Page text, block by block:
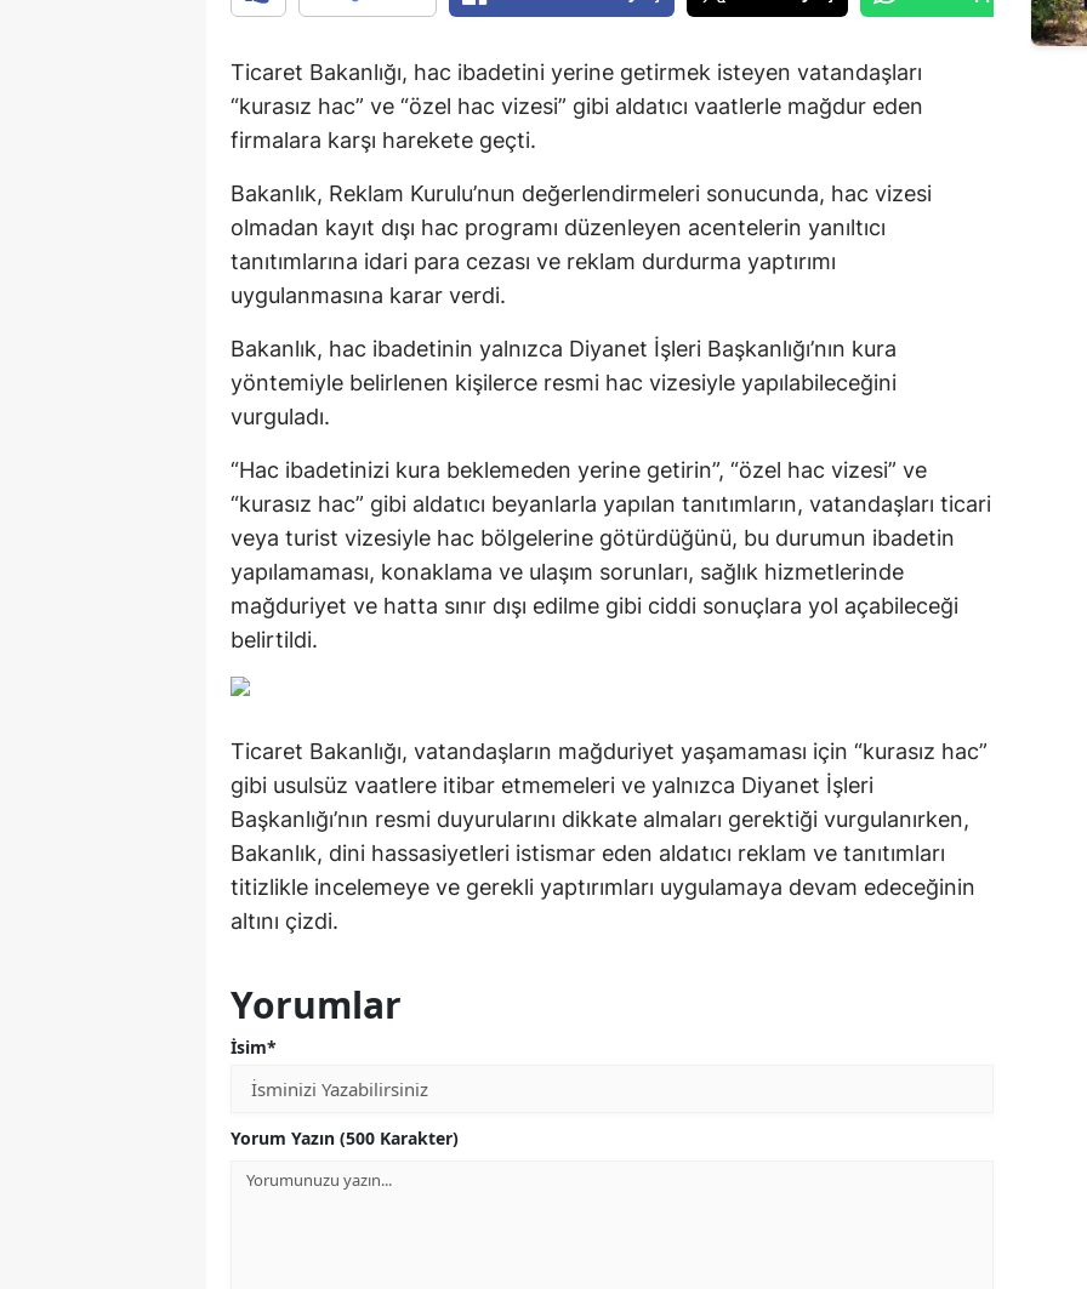
Ticaret Bakanlığı, hac ibadetini yerine getirmek isteyen vatandaşları
“kurasız hac” ve “özel hac vizesi” gibi aldatıcı vaatlerle mağdur eden
firmalara karşı harekete geçti.
Bakanlık, Reklam Kurulu’nun değerlendirmeleri sonucunda, hac vizesi
olmadan kayıt dışı hac programı düzenleyen acentelerin yanıltıcı
tanıtımlarına idari para cezası ve reklam durdurma yaptırımı
uygulanmasına karar verdi.
Bakanlık, hac ibadetinin yalnızca Diyanet İşleri Başkanlığı’nın kura
yöntemiyle belirlenen kişilerce resmi hac vizesiyle yapılabileceğini
vurguladı.
“Hac ibadetinizi kura beklemeden yerine getirin”, “özel hac vizesi” ve
“kurasız hac” gibi aldatıcı beyanlarla yapılan tanıtımların, vatandaşları ticari
veya turist vizesiyle hac bölgelerine götürdüğünü, bu durumun ibadetin
yapılamaması, konaklama ve ulaşım sorunları, sağlık hizmetlerinde
mağduriyet ve hatta sınır dışı edilme gibi ciddi sonuçlara yol açabileceği
belirtildi.
Ticaret Bakanlığı, vatandaşların mağduriyet yaşamaması için “kurasız hac”
gibi usulsüz vaatlere itibar etmemeleri ve yalnızca Diyanet İşleri
Başkanlığı’nın resmi duyurularını dikkate almaları gerektiği vurgulanırken,
Bakanlık, dini hassasiyetleri istismar eden aldatıcı reklam ve tanıtımları
titizlikle incelemeye ve gerekli yaptırımları uygulamaya devam edeceğinin
altını çizdi.
Yorumlar
İsim*
Yorum Yazın (500 Karakter)